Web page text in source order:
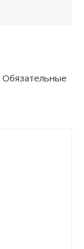
Обязательные